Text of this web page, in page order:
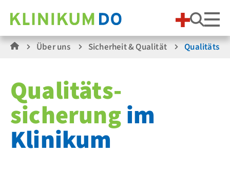
Über uns Sicherheit & Qualität
Qualitäts­
sicherungim
Klinikum